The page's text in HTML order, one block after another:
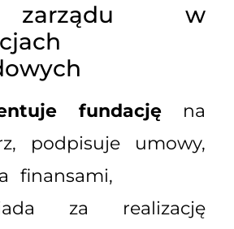
w
fundacjęna
podpisuje umowy,
finansami,
za realizację